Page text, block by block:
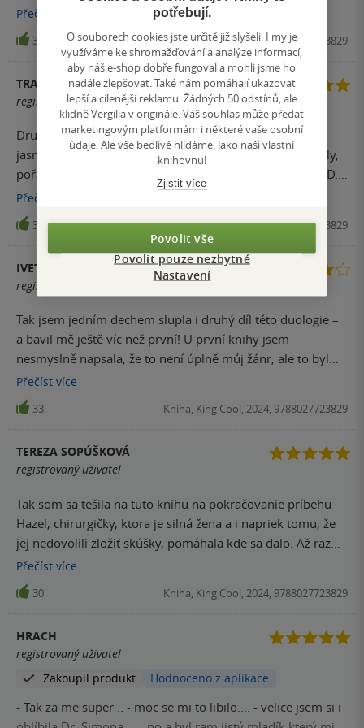
měla problém se od knihy odtrhnout a možná bych i řekla,
že byl druhý díl lepší než první.
Přečíst
35 Kniha, King Cool, 2024, 9788027723829
TRACY WILDOVÁ
registrovaný uživatel
Druhý díl se mi asi líbil o trochu více než první díl. Bylo
jasné, že se nakonec opět shledají.. Žádné nudné kapitoly,
pořád mě děj bavil. Hrozně dobře se knížky od autorky D.
S. čtou.
Přečíst
35 Kniha, King Cool, 2024, 9788027723829
IVETA NAVRKALOVÁ
registrovaný uživatel
Tak jsem jedním dechem slupla i druhý díl této duologie –
a bavil mě ještě víc než první! U první knihy jsem
nesmyslně napsala, že to není úplně můj žánr, ale to byl
omyl. Opět tu budeme řešit nějakou tu záhadu, bude zde
mystično, nesmrtelnost, nespravedlnost, ale i lidství – a
hlavně v tom všem nebude chybět krásná romantická
rodiny, ale nenechte se mýlit, začátek knihy nám dá docela
zabrat svými událostmi. Kniha hezky plyne a rozhodně vás
jak se celý příběh završil.
Přečíst více
33 Kniha, King Cool, 2024, 9788027723829
TEREZA SOPÚŠKOVÁ
registrovaný uživatel
Tak som sa tešila na tuto knihu na pokračovanie príbehu
Hazel, chirurgičky, ktora je silná žena a i napriek tomu, že
jej nedovolili zložiť skúšky, pomáhala kde sa dalo. Až raz
pomohla, s dobrej vôle a ako sa hovorí - pre dobrotu na
žebrotu a skončila vo väzbe, našťastie zasiahli sudičky a
Hazel povolali vyliečiť princeznú. Stále tu máme otázku čo
kráľovského doktora? V tychto historických romanoch
mám vždy problém odhadnúť vek postáv, pretože - máš
25? už ťa pomaly zahrabavaju pod zem Výborná kniha,
presadiť a dostať uznanie? Prijíme vstup k spoločníkom
Přečíst více
30 Kniha, King Cool, 2024, 9788027723829
HRACH
registrovaný uživatel
Zakoupil produkt
Hodnoceno z aplikace
- Tak za me super .. - moc se mi to libilo.... - velice jsem si i
potřebují.
O souborech cookies jste určitě již slyšeli. I my je
využíváme ke shromažďování a analýze informací,
aby náš e-shop dobře fungoval a mohli jsme ho
nadále zlepšovat. Také nám pomáhají ukazovat
lepší a cílenější reklamu. Žádných 50 odstínů, ale
klidně Vergilia v originále. Váš souhlas může předat
marketingovým platformám i některé vaše osobní
údaje. Ale vše bedlivě hlídáme. Jako naši vlastní
knihovnu!
Zjistit více
Povolit vše
Povolit pouze nezbytné
Nastavení